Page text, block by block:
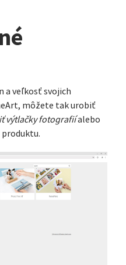
a veľkosť svojich
môžete tak urobiť
výtlačky fotografiíalebo